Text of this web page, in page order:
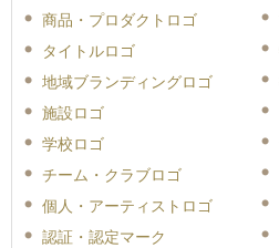
商品・プロダクトロゴ
タイトルロゴ
地域ブランディングロゴ
施設ロゴ
学校ロゴ
チーム・クラブロゴ
個人・アーティストロゴ
認証・認定マーク